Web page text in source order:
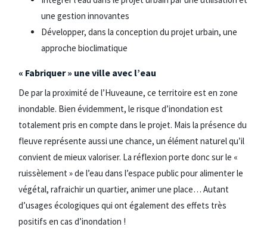
une gestion innovantes
Développer, dans la conception du projet urbain, une
approche bioclimatique
« Fabriquer » une ville avec l’eau
De par la proximité de l’Huveaune, ce territoire est en zone
inondable. Bien évidemment, le risque d’inondation est
totalement pris en compte dans le projet. Mais la présence du
fleuve représente aussi une chance, un élément naturel qu’il
convient de mieux valoriser. La réflexion porte donc sur le «
ruissèlement » de l’eau dans l’espace public pour alimenter le
végétal, rafraichir un quartier, animer une place… Autant
d’usages écologiques qui ont également des effets très
positifs en cas d’inondation !